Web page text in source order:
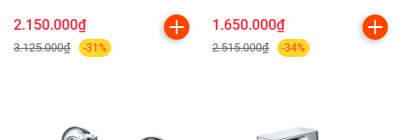
2.150.000₫
3.125.000₫ -31%
1.650.000₫
2.515.000₫ -34%